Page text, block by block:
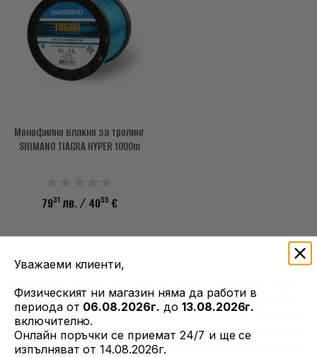
info@waves.bg
Монофилно влакно за тролинг
SHIMANO TIAGRA HYPER 1000m
7931 лв. / 4055 €
Монофилни влакна: Подобрете вашата риболовна игра с
нашите монофилни влакна! Проектирани за здравина и
контрол, нашите монофилни влакна са вашите доверени
спътници във водата. С изключителна здравина на възела,
ниска памет и превъзходна устойчивост на абразия, тези
Уважаеми клиенти,
Физическият ни магазин няма да работи в
периода от 06.08.2026г. до 13.08.2026г.
включително.
Онлайн поръчки се приемат 24/7 и ще се
изпълняват от 14.08.2026г.